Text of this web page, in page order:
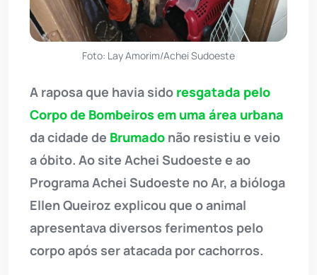
Foto: Lay Amorim/Achei Sudoeste
A raposa que havia sido resgatada pelo
Corpo de Bombeiros em uma área urbana
da cidade de Brumado não resistiu e veio
a óbito. Ao site Achei Sudoeste e ao
Programa Achei Sudoeste no Ar, a bióloga
Ellen Queiroz explicou que o animal
apresentava diversos ferimentos pelo
corpo após ser atacada por cachorros.